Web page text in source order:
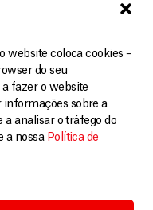
website coloca cookies –
do seu
fazer o website
informações sobre a
analisar o tráfego do
a nossa Política de